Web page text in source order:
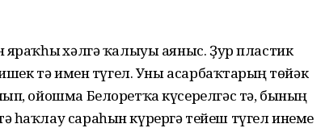
хәлгә ҡалыуы аяныс. Ҙур пластик
тә имен түгел. Уны асарбаҡтарҙың төйәк
ойошма Белоретҡа күсерелгәс тә, бының
һаҡлау сараһын күрергә тейеш түгел инеме